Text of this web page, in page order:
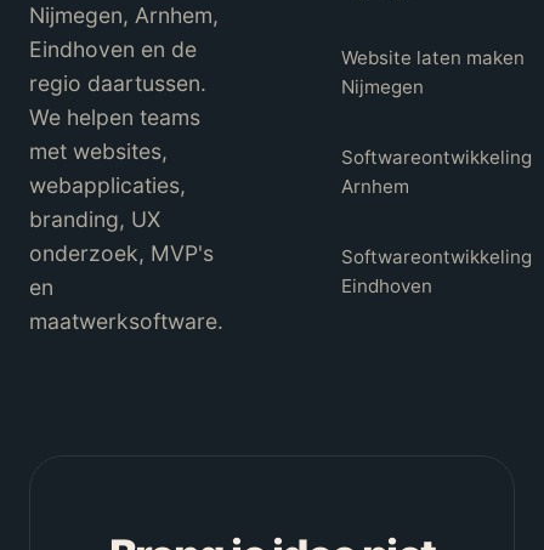
Nijmegen, Arnhem,
Eindhoven en de
regio daartussen.
We helpen teams
met websites,
webapplicaties,
branding, UX
onderzoek, MVP's
en
maatwerksoftware.
Website laten maken
Nijmegen
Softwareontwikkeling
Arnhem
Softwareontwikkeling
Eindhoven